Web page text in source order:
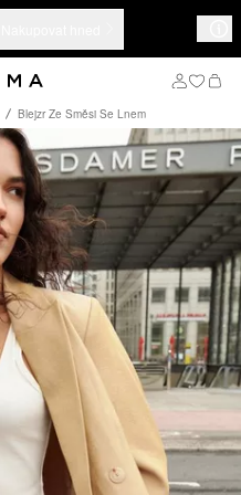
Blejzr Ze Směsi Se Lnem